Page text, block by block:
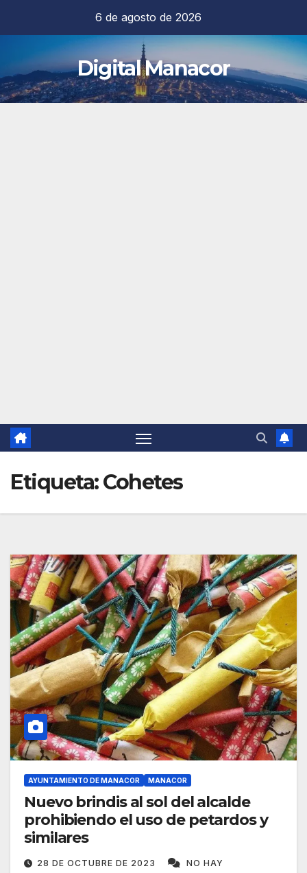
contenido
6 de agosto de 2026
Digital Manacor
Etiqueta:Cohetes
AYUNTAMIENTO DE MANACOR MANACOR
Nuevo brindis al sol del alcalde
prohibiendo el uso de petardos y
similares
28 DE OCTUBRE DE 2023
NO HAY